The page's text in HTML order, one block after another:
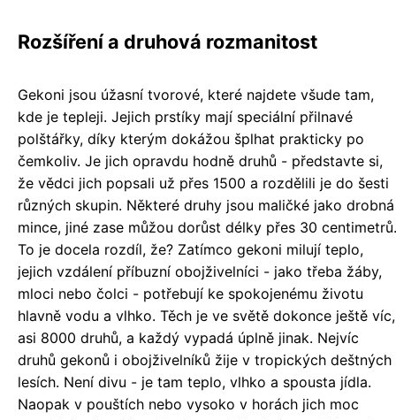
Rozšíření a druhová rozmanitost
Gekoni jsou úžasní tvorové, které najdete všude tam,
kde je tepleji. Jejich prstíky mají speciální přilnavé
polštářky, díky kterým dokážou šplhat prakticky po
čemkoliv. Je jich opravdu hodně druhů - představte si,
že vědci jich popsali už přes 1500 a rozdělili je do šesti
různých skupin. Některé druhy jsou maličké jako drobná
mince, jiné zase můžou dorůst délky přes 30 centimetrů.
To je docela rozdíl, že? Zatímco gekoni milují teplo,
jejich vzdálení příbuzní obojživelníci - jako třeba žáby,
mloci nebo čolci - potřebují ke spokojenému životu
hlavně vodu a vlhko. Těch je ve světě dokonce ještě víc,
asi 8000 druhů, a každý vypadá úplně jinak. Nejvíc
druhů gekonů i obojživelníků žije v tropických deštných
lesích. Není divu - je tam teplo, vlhko a spousta jídla.
Naopak v pouštích nebo vysoko v horách jich moc